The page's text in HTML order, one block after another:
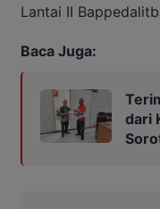
Lantai II
Baca Juga:
dari